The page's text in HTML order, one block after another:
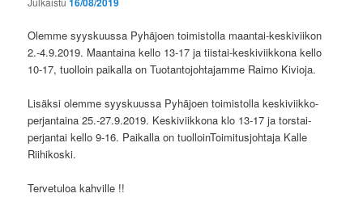
Olemme syyskuussa Pyhäjoen toimistolla maantai-keskiviikon
2.-4.9.2019. Maantaina kello 13-17 ja tiistai-keskiviikkona kello
10-17, tuolloin paikalla on Tuotantojohtajamme Raimo Kivioja.
Lisäksi olemme syyskuussa Pyhäjoen toimistolla keskiviikko-
perjantaina 25.-27.9.2019. Keskiviikkona klo 13-17 ja torstai-
perjantai kello 9-16. Paikalla on tuolloinToimitusjohtaja Kalle
Riihikoski.
Tervetuloa kahville !!